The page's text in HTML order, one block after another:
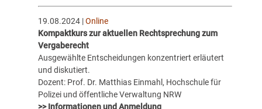
19.08.2024 |Online
Kompaktkurs zur aktuellen Rechtsprechung zum
Vergaberecht
Ausgewählte Entscheidungen konzentriert erläutert
und diskutiert.
Dozent: Prof. Dr. Matthias Einmahl, Hochschule für
Polizei und öffentliche Verwaltung NRW
>> Informationen und Anmeldung